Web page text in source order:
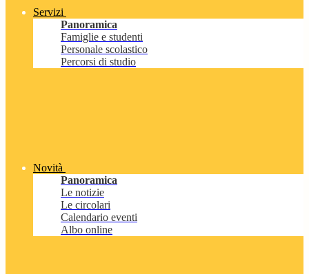
Servizi
Panoramica
Famiglie e studenti
Personale scolastico
Percorsi di studio
Novità
Panoramica
Le notizie
Le circolari
Calendario eventi
Albo online